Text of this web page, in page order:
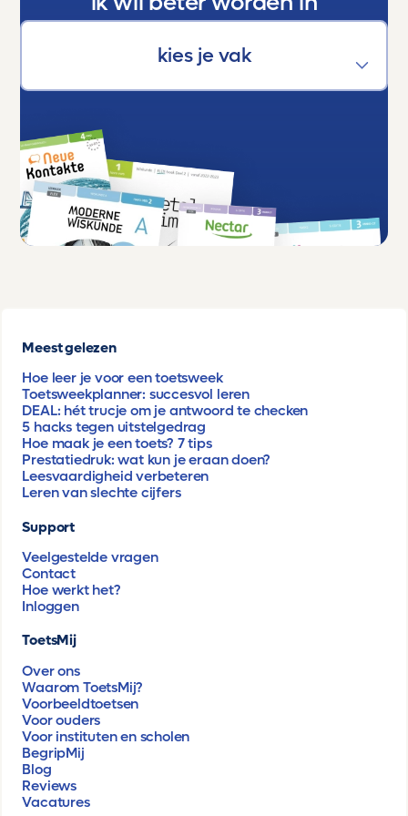
Meest gelezen
Hoe leer je voor een toetsweek
Toetsweekplanner: succesvol leren
DEAL: hét trucje om je antwoord te checken
5 hacks tegen uitstelgedrag
Hoe maak je een toets? 7 tips
Prestatiedruk: wat kun je eraan doen?
Leesvaardigheid verbeteren
Leren van slechte cijfers
Support
Veelgestelde vragen
Contact
Hoe werkt het?
Inloggen
ToetsMij
Over ons
Waarom ToetsMij?
Voorbeeldtoetsen
Voor ouders
Voor instituten en scholen
BegripMij
Blog
Reviews
Vacatures